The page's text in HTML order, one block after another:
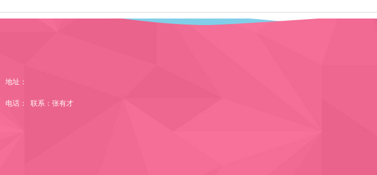
地址：
电话： 联系：张有才